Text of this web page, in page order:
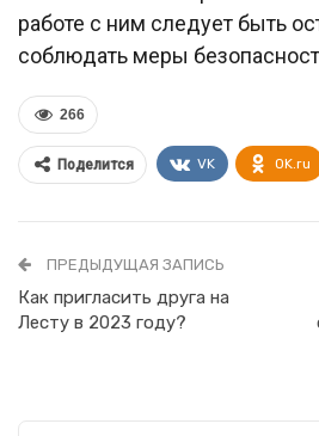
работе с ним следует быть
соблюдать меры
266
Поделится VK OK.ru
ПРЕДЫДУЩАЯ ЗАПИСЬ
Как пригласить друга на
Лесту в 2023 году?